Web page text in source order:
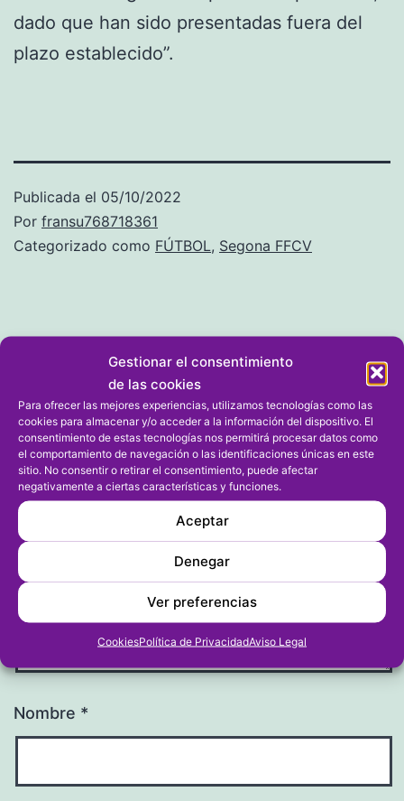
Gestionar el consentimiento
de las cookies
Para ofrecer las mejores experiencias, utilizamos tecnologías como las
cookies para almacenar y/o acceder a la información del dispositivo. El
consentimiento de estas tecnologías nos permitirá procesar datos como
el comportamiento de navegación o las identificaciones únicas en este
sitio. No consentir o retirar el consentimiento, puede afectar
negativamente a ciertas características y funciones.
Aceptar
Denegar
Ver preferencias
CookiesPolítica de PrivacidadAviso Legal
dado que han sido presentadas fuera del
plazo establecido”.
Publicada el 05/10/2022
Por fransu768718361
Categorizado como FÚTBOL, Segona FFCV
Dejar un comentario
Tu dirección de correo electrónico no será publicada.
Los campos obligatorios están marcados con*
Comentario*
Nombre *